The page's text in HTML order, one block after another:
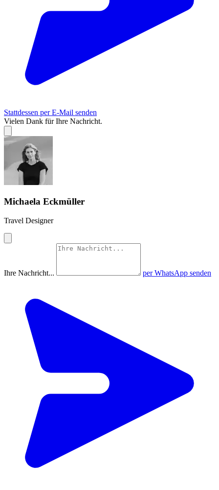
Stattdessen per E-Mail senden
Vielen Dank für Ihre Nachricht.
Michaela Eckmüller
Travel Designer
Ihre Nachricht... per WhatsApp senden